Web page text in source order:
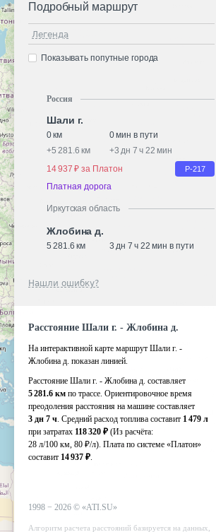
Подробный маршрут
Легенда
Показывать попутные города
Россия
Шали г.
0 км
0 мин в пути
+5 281.6 км +3 дн 7 ч 22 мин
14 937 ₽ за Платон
Р-217
Платная дорога
Иркутская область
Жлобина д.
5 281.6 км 3 дн 7 ч 22 мин в пути
Нашли ошибку?
Расстояние Шали г. - Жлобина д.
На интерактивной карте маршрут Шали г. -
Жлобина д. показан линией.
Расстояние Шали г. - Жлобина д. составляет
5 281.6 км по трассе. Ориентировочное время
преодоления расстояния на машине составляет
3 дн 7 ч. Средний расход топлива составит 1 479 л
при затратах 118 320 ₽ (Из расчёта:
28 л/100 км, 80 ₽/л). Плата по системе «Платон»
составит 14 937 ₽.
1998 − 2026 © «ATI.SU»
Алгоритм расчета расстояний базируется на данных,